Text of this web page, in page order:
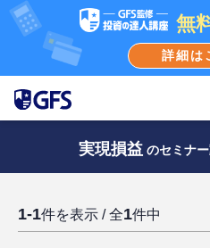
無
詳細は
実現損益 のセミナ
1-1件を表示 / 全1件中